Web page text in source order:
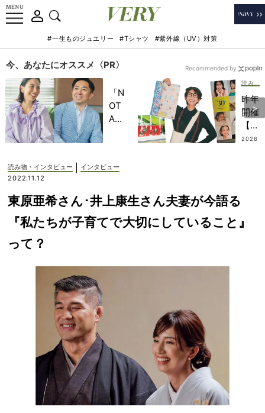
#一生ものジュエリー #Tシャツ #紫外線（UV）対策
今、あなたにオススメ〈PR〉
「N
OT
A
子ど
記憶
に一
生残
昨年
開催
【V
ERY
を大
2026
Recommended by
読み物・インタビュー
インタビュー
2022.11.12
東原亜希さん･井上康生さん夫妻が今語る
『私たちが子育てで大切にしていること』
って？